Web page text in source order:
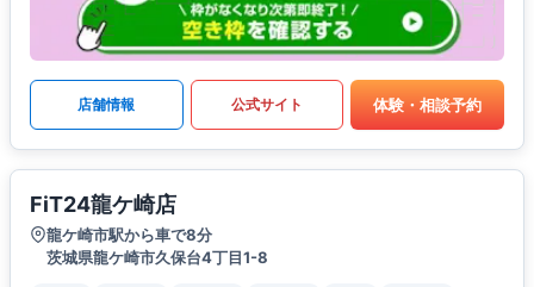
店舗情報 公式サイト 体験・相談予約
FiT24龍ケ崎店
龍ケ崎市駅から車で8分
茨城県龍ケ崎市久保台4丁目1-8